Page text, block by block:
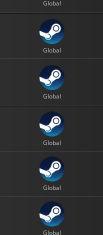
Global
Global
Global
Global
Global
Global